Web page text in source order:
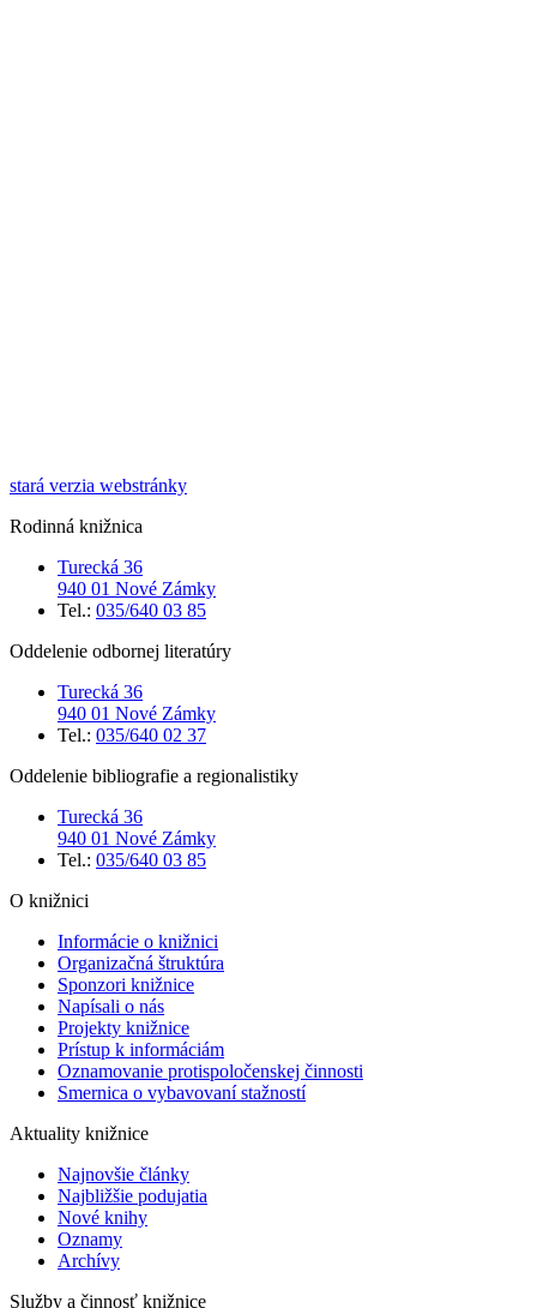
stará verzia webstránky
Rodinná knižnica
Turecká 36
940 01 Nové Zámky
Tel.: 035/640 03 85
Oddelenie odbornej literatúry
Turecká 36
940 01 Nové Zámky
Tel.: 035/640 02 37
Oddelenie bibliografie a regionalistiky
Turecká 36
940 01 Nové Zámky
Tel.: 035/640 03 85
O knižnici
Informácie o knižnici
Organizačná štruktúra
Sponzori knižnice
Napísali o nás
Projekty knižnice
Prístup k informáciám
Oznamovanie protispoločenskej činnosti
Smernica o vybavovaní stažností
Aktuality knižnice
Najnovšie články
Najbližšie podujatia
Nové knihy
Oznamy
Archívy
Služby a činnosť knižnice